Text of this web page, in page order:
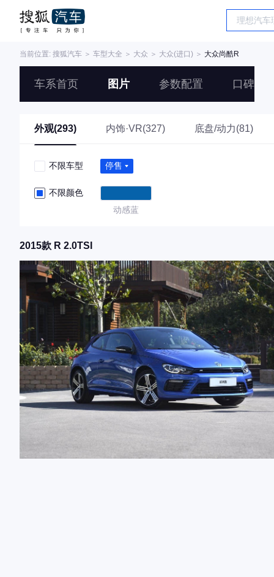
当前位置: 搜狐汽车 ＞ 车型大全 ＞ 大众 ＞ 大众(进口) ＞ 大众尚酷R
车系首页 图片 参数配置 口碑
外观(293) 内饰·VR(327) 底盘/动力(81)
不限车型 停售
不限颜色
动感蓝
2015款 R 2.0TSI